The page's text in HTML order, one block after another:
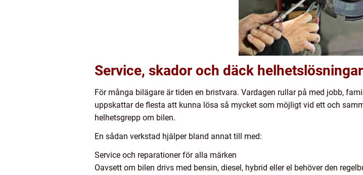
Service, skador och däck
För många bilägare är tiden en bristvara. Vardagen rullar på med jobb,
uppskattar de flesta att kunna lösa så mycket som möjligt vid ett och
helhetsgrepp om bilen.
En sådan verkstad hjälper bland annat till med:
Service och reparationer för alla märken
Oavsett om bilen drivs med bensin, diesel, hybrid eller el behöver den